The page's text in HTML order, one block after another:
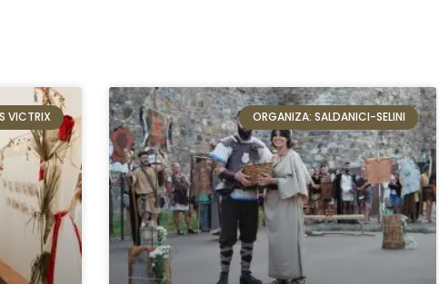
VICTRIX ORGANIZA: SALDANICI-SELINI